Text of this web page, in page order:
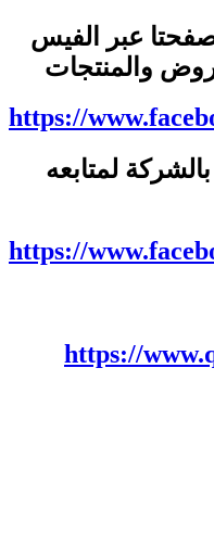
عبر الفيس
والمنتجات
https://
لمتابعه
https://
https://